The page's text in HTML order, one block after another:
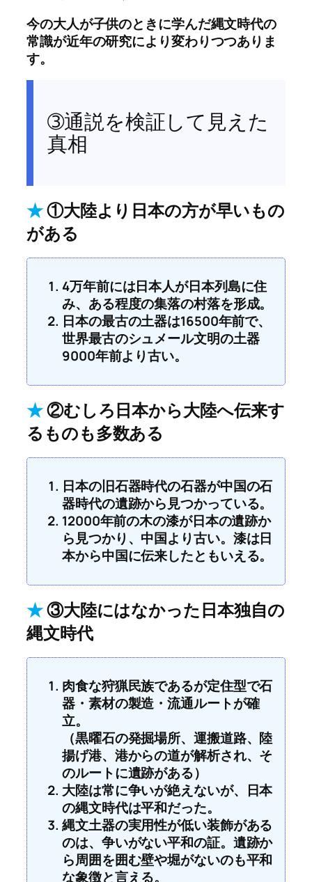
今の大人が子供のときに学んだ縄文時代の
常識が近年の研究により変わりつつありま
す。
➂通説を検証して見えた
真相
★①大陸より日本の方が早いもの
がある
4万年前には日本人が日本列島に住
み、ある程度の集落の村落を形成。
日本の最古の土器は16500年前で、
世界最古のシュメール文明の土器
9000年前より古い。
★②むしろ日本から大陸へ伝来す
るものも多数ある
日本の旧石器時代の石器が中国の石
器時代の遺跡から見つかっている。
12000年前の木の漆が日本の遺跡か
ら見つかり、中国より古い。漆は日
本から中国に伝来したともいえる。
★③大陸にはなかった日本独自の
縄文時代
肉食な狩猟民族であるが定住型で石
器・素材の製造・流通ルートが確
立。
（黒曜石の発掘場所、運搬道路、陸
揚げ港、港からの道が解析され、そ
のルートに遺跡がある）
大陸は常に争いが絶えないが、日本
の縄文時代は平和だった。
縄文土器の実用性が低い装飾がある
のは、争いがない平和の証。遺跡か
ら周囲を囲む壁や堀がないのも平和
な象徴と言える。